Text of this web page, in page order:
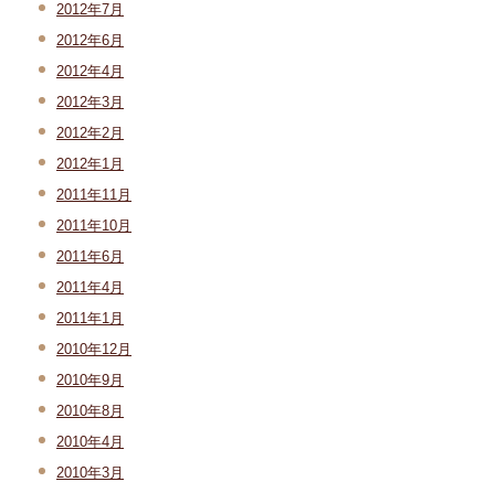
2012年7月
2012年6月
2012年4月
2012年3月
2012年2月
2012年1月
2011年11月
2011年10月
2011年6月
2011年4月
2011年1月
2010年12月
2010年9月
2010年8月
2010年4月
2010年3月